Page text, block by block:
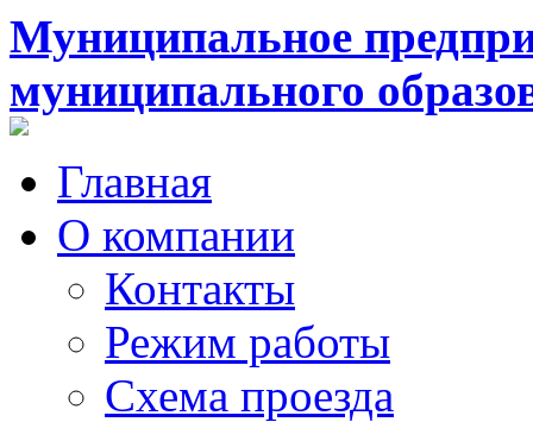
Муниципальное
муниципального
Главная
О компании
Контакты
Режим работы
Схема проезда